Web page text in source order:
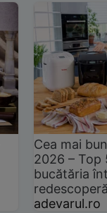
Cea mai
2026 –
bucătăria
adevarul.ro